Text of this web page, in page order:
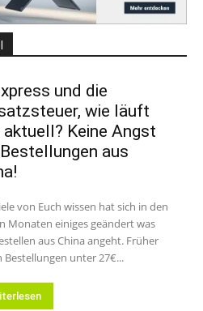
und die
wie läuft
aktuell? Keine Angst
aus
von Euch wissen hat sich in den
Monaten einiges geändert was
aus China angeht. Früher
Bestellungen unter 27€...